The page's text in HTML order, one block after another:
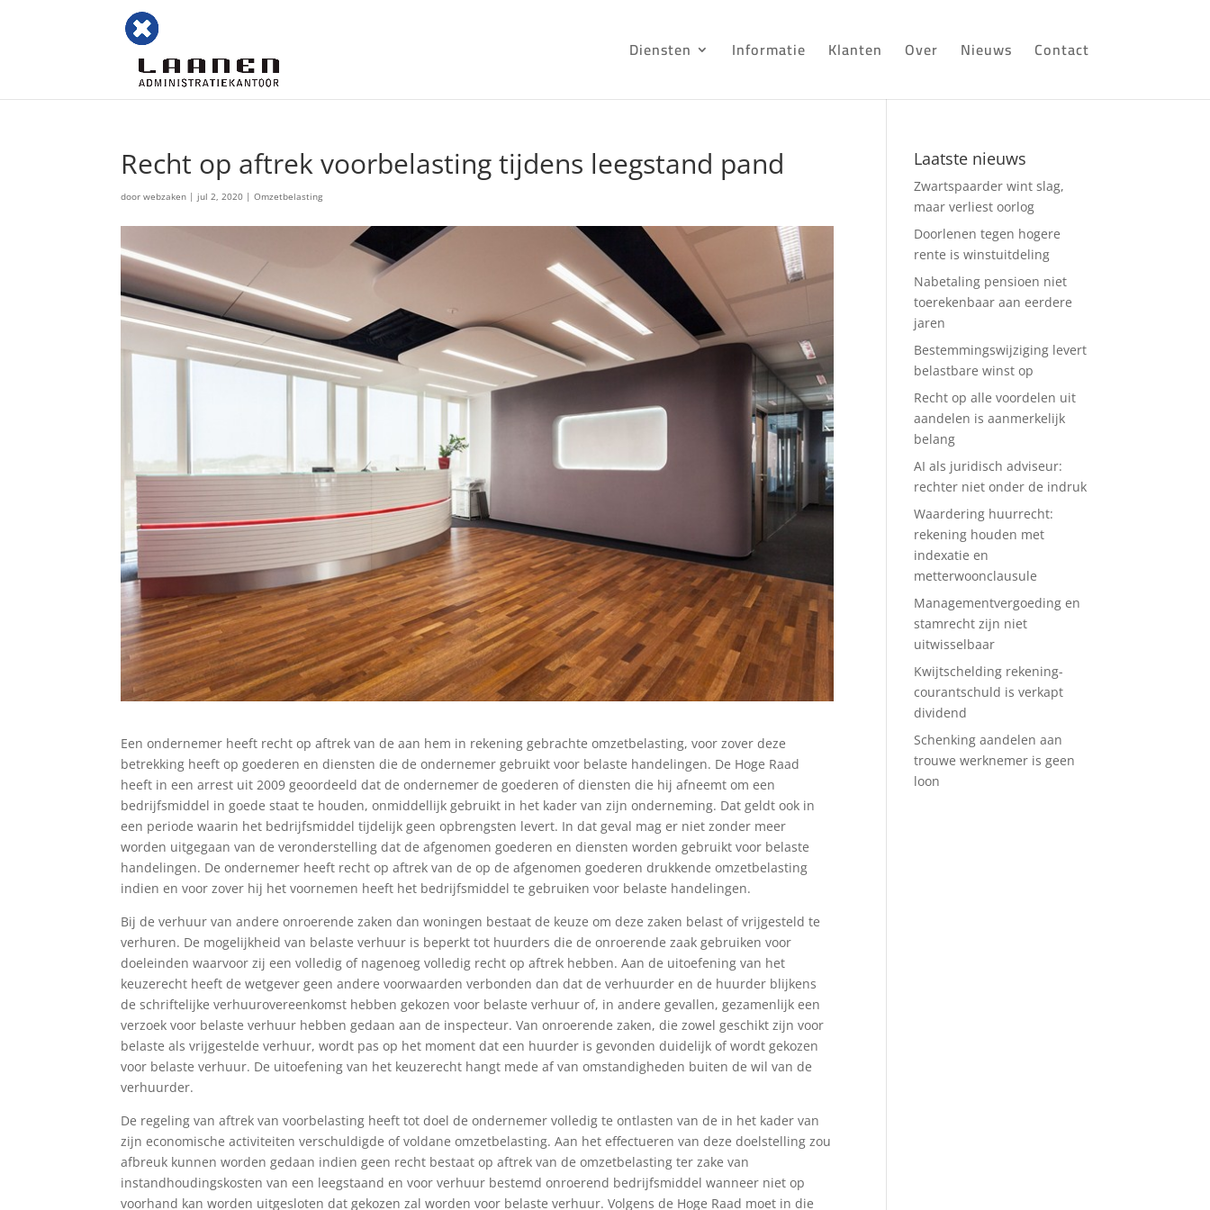
Diensten Informatie Klanten Over Nieuws Contact
Recht op aftrek voorbelasting tijdens leegstand pand
doorwebzaken | jul 2, 2020 |Omzetbelasting
Een ondernemer heeft recht op aftrek van de aan hem in rekening gebrachte omzetbelasting, voor zover deze
betrekking heeft op goederen en diensten die de ondernemer gebruikt voor belaste handelingen. De Hoge Raad
heeft in een arrest uit 2009 geoordeeld dat de ondernemer de goederen of diensten die hij afneemt om een
bedrijfsmiddel in goede staat te houden, onmiddellijk gebruikt in het kader van zijn onderneming. Dat geldt ook in
een periode waarin het bedrijfsmiddel tijdelijk geen opbrengsten levert. In dat geval mag er niet zonder meer
worden uitgegaan van de veronderstelling dat de afgenomen goederen en diensten worden gebruikt voor belaste
handelingen. De ondernemer heeft recht op aftrek van de op de afgenomen goederen drukkende omzetbelasting
indien en voor zover hij het voornemen heeft het bedrijfsmiddel te gebruiken voor belaste handelingen.
Bij de verhuur van andere onroerende zaken dan woningen bestaat de keuze om deze zaken belast of vrijgesteld te
verhuren. De mogelijkheid van belaste verhuur is beperkt tot huurders die de onroerende zaak gebruiken voor
doeleinden waarvoor zij een volledig of nagenoeg volledig recht op aftrek hebben. Aan de uitoefening van het
keuzerecht heeft de wetgever geen andere voorwaarden verbonden dan dat de verhuurder en de huurder blijkens
de schriftelijke verhuurovereenkomst hebben gekozen voor belaste verhuur of, in andere gevallen, gezamenlijk een
verzoek voor belaste verhuur hebben gedaan aan de inspecteur. Van onroerende zaken, die zowel geschikt zijn voor
belaste als vrijgestelde verhuur, wordt pas op het moment dat een huurder is gevonden duidelijk of wordt gekozen
voor belaste verhuur. De uitoefening van het keuzerecht hangt mede af van omstandigheden buiten de wil van de
verhuurder.
De regeling van aftrek van voorbelasting heeft tot doel de ondernemer volledig te ontlasten van de in het kader van
zijn economische activiteiten verschuldigde of voldane omzetbelasting. Aan het effectueren van deze doelstelling zou
afbreuk kunnen worden gedaan indien geen recht bestaat op aftrek van de omzetbelasting ter zake van
instandhoudingskosten van een leegstaand en voor verhuur bestemd onroerend bedrijfsmiddel wanneer niet op
voorhand kan worden uitgesloten dat gekozen zal worden voor belaste verhuur. Volgens de Hoge Raad moet in die
Laatste nieuws
Zwartspaarder wint slag,
maar verliest oorlog
Doorlenen tegen hogere
rente is winstuitdeling
Nabetaling pensioen niet
toerekenbaar aan eerdere
jaren
Bestemmingswijziging levert
belastbare winst op
Recht op alle voordelen uit
aandelen is aanmerkelijk
belang
AI als juridisch adviseur:
rechter niet onder de indruk
Waardering huurrecht:
rekening houden met
indexatie en
metterwoonclausule
Managementvergoeding en
stamrecht zijn niet
uitwisselbaar
Kwijtschelding rekening-
courantschuld is verkapt
dividend
Schenking aandelen aan
trouwe werknemer is geen
loon